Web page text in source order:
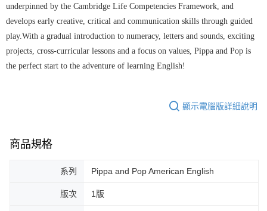
underpinned by the Cambridge Life Competencies Framework, and
develops early creative, critical and communication skills through guided
play.With a gradual introduction to numeracy, letters and sounds, exciting
projects, cross-curricular lessons and a focus on values, Pippa and Pop is
the perfect start to the adventure of learning English!
顯示電腦版詳細說明
商品規格
系列 Pippa and Pop American English
版次 1版